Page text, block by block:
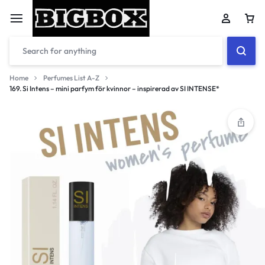
Your bag is empty
Don't miss out on great deals! Start shopping or
Sign in to view products added.
Shop What's New
Sign in
Home
Perfumes List A-Z
169. Si Intens – mini parfym för kvinnor – inspirerad av SI INTENSE*